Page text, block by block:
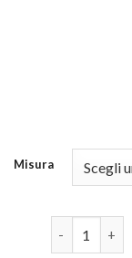
Misura
décolleté